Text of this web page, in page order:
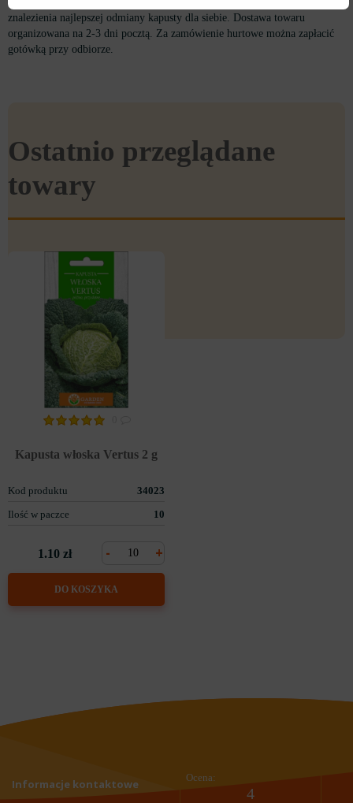
znalezienia najlepszej odmiany kapusty dla siebie. Dostawa towaru
organizowana na 2-3 dni pocztą. Za zamówienie hurtowe można zapłacić
gotówką przy odbiorze.
Ostatnio przeglądane
towary
Kapusta włoska Vertus 2 g
Kod produktu
34023
Ilość w paczce
10
1.10 zł +
-
DO KOSZYKA
Informacje kontaktowe Ocena:
4